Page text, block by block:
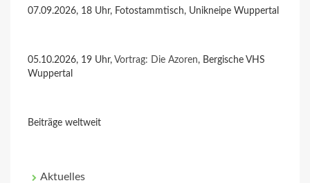
07.09.2026, 18 Uhr, Fotostammtisch, Unikneipe Wuppertal
05.10.2026, 19 Uhr, Vortrag: Die Azoren, Bergische VHS
Wuppertal
Beiträge weltweit
Aktuelles